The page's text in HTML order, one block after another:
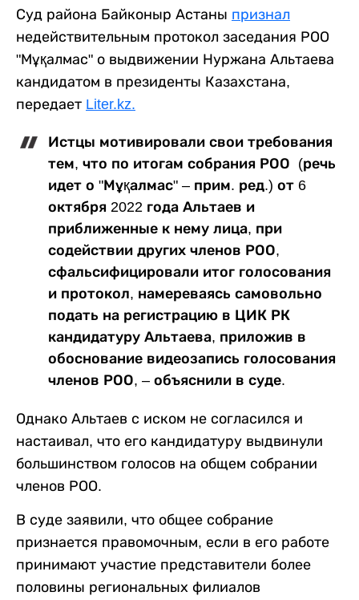
Суд района Байконыр Астаны признал
недействительным протокол заседания РОО
"Мұқалмас" о выдвижении Нуржана Альтаева
кандидатом в президенты Казахстана,
передает Liter.kz.
Истцы мотивировали свои требования
тем, что по итогам собрания РОО (речь
идет о "Мұқалмас" – прим. ред.) от 6
октября 2022 года Альтаев и
приближенные к нему лица, при
содействии других членов РОО,
сфальсифицировали итог голосования
и протокол, намереваясь самовольно
подать на регистрацию в ЦИК РК
кандидатуру Альтаева, приложив в
обоснование видеозапись голосования
членов РОО, – объяснили в суде.
Однако Альтаев с иском не согласился и
настаивал, что его кандидатуру выдвинули
большинством голосов на общем собрании
членов РОО.
В суде заявили, что общее собрание
признается правомочным, если в его работе
принимают участие представители более
половины региональных филиалов